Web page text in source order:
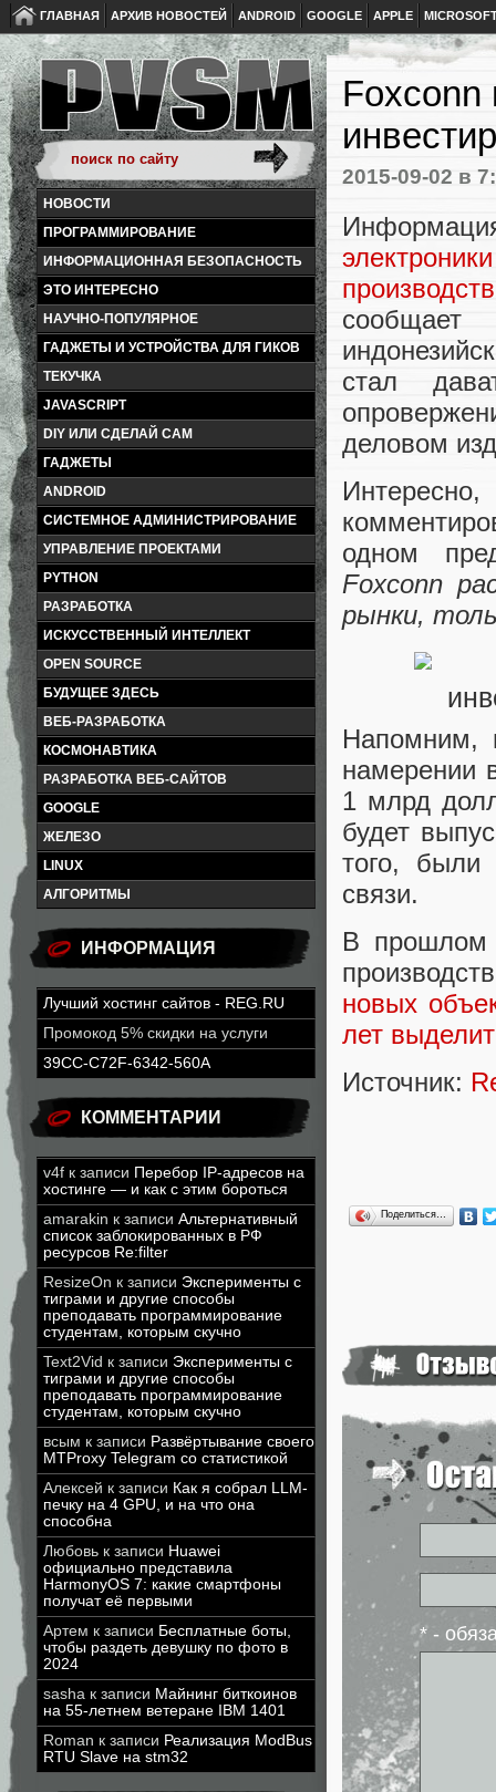
ГЛАВНАЯ АРХИВ НОВОСТЕЙ ANDROID GOOGLE APPLE
НОВОСТИ
ПРОГРАММИРОВАНИЕ
ИНФОРМАЦИОННАЯ БЕЗОПАСНОСТЬ
ЭТО ИНТЕРЕСНО
НАУЧНО-ПОПУЛЯРНОЕ
ГАДЖЕТЫ И УСТРОЙСТВА ДЛЯ ГИКОВ
ТЕКУЧКА
JAVASCRIPT
DIY ИЛИ СДЕЛАЙ САМ
ГАДЖЕТЫ
ANDROID
СИСТЕМНОЕ АДМИНИСТРИРОВАНИЕ
УПРАВЛЕНИЕ ПРОЕКТАМИ
PYTHON
РАЗРАБОТКА
ИСКУССТВЕННЫЙ ИНТЕЛЛЕКТ
OPEN SOURCE
БУДУЩЕЕ ЗДЕСЬ
ВЕБ-РАЗРАБОТКА
КОСМОНАВТИКА
РАЗРАБОТКА ВЕБ-САЙТОВ
GOOGLE
ЖЕЛЕЗО
LINUX
АЛГОРИТМЫ
ИНФОРМАЦИЯ
Лучший хостинг сайтов - REG.RU
Промокод 5% скидки на услуги
39CC-C72F-6342-560A
КОММЕНТАРИИ
v4f к записи Перебор IP-адресов на
хостинге — и как с этим бороться
amarakin к записи Альтернативный
список заблокированных в РФ
ресурсов Re:filter
ResizeOn к записи Эксперименты с
тиграми и другие способы
преподавать программирование
студентам, которым скучно
Text2Vid к записи Эксперименты с
тиграми и другие способы
преподавать программирование
студентам, которым скучно
всым к записи Развёртывание своего
MTProxy Telegram со статистикой
Алексей к записи Как я собрал LLM-
печку на 4 GPU, и на что она
способна
Любовь к записи Huawei
официально представила
HarmonyOS 7: какие смартфоны
получат её первыми
Артем к записи Бесплатные боты,
чтобы раздеть девушку по фото в
2024
sasha к записи Майнинг биткоинов
на 55-летнем ветеране IBM 1401
Roman к записи Реализация ModBus
RTU Slave на stm32
Foxconn
2015-09-02 в
стал
деловом
одном
Foxconn
рынки,
Напомним,
намерении
1 млрд
будет
того, были
связи.
В прошлом
новых
лет
Источник:
Поделиться…
* -